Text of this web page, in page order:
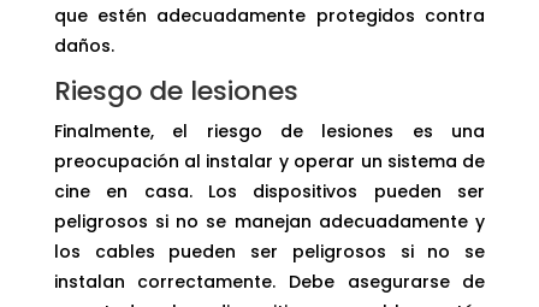
que estén adecuadamente protegidos contra
daños.
Riesgo de lesiones
Finalmente, el riesgo de lesiones es una
preocupación al instalar y operar un sistema de
cine en casa. Los dispositivos pueden ser
peligrosos si no se manejan adecuadamente y
los cables pueden ser peligrosos si no se
instalan correctamente. Debe asegurarse de